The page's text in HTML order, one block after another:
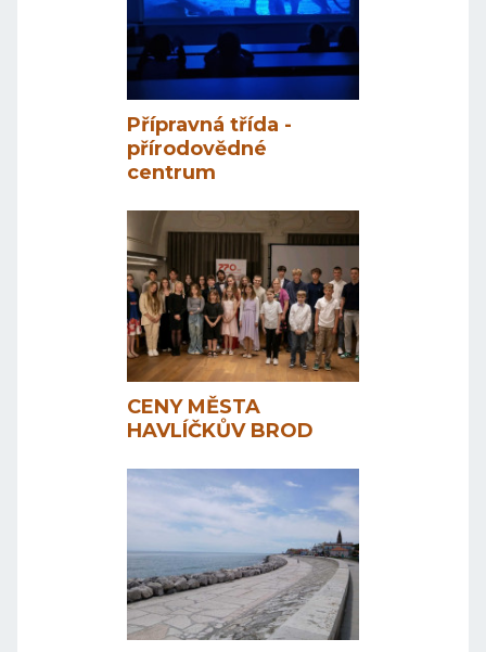
Přípravná třída -
přírodovědné
centrum
CENY MĚSTA
HAVLÍČKŮV BROD